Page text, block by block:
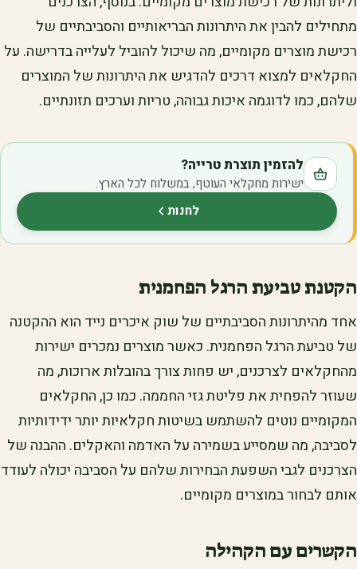
מתחילים להבין את היתרונות הבריאותיים והסביבתיים של
רכישת מוצרים מקומיים, מה שיכול להוביל לעלייה בדרישה. על
החקלאים למצוא דרכים להדגיש את היתרונות של המוצרים
שלהם, כמו לדוגמה איכות גבוהה, טריות וערכים תזונתיים.
להזמין תוצרת טרייה?
ישירות מחקלאי העוטף, במשלוח לכל הארץ.
לחנות(נפתח בלשונית חדשה)
הקטנת טביעת הרגל הפחמנית
אחד מהיתרונות הסביבתיים של שוק איכרים נייד הוא ההקטנה
של טביעת הרגל הפחמנית. כאשר מוצרים נמכרים ישירות
מהחקלאים לצרכנים, יש פחות צורך בהובלות ארוכות, מה
שעוזר להפחית את פליטת גזי החממה. כמו כן, החקלאים
המקומיים נוטים להשתמש בשיטות חקלאיות יותר ידידותיות
לסביבה, מה שמסייע בשמירה על האדמה והאקלים. ההבנה של
הצרכנים לגבי השפעת הבחירות שלהם על הסביבה יכולה לעודד
אותם לבחור במוצרים מקומיים.
הקשרים עם הקהילה